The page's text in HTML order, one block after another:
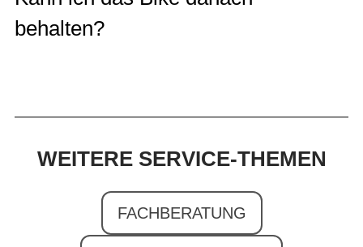
behalten?
WEITERE SERVICE-THEMEN
FACHBERATUNG